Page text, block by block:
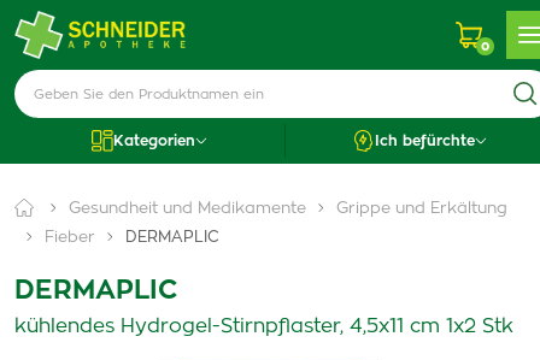
0
Kategorien Ich befürchte
Gesundheit und Medikamente
Grippe und Erkältung
Fieber
DERMAPLIC
DERMAPLIC
kühlendes Hydrogel-Stirnpflaster, 4,5x11 cm 1x2 Stk